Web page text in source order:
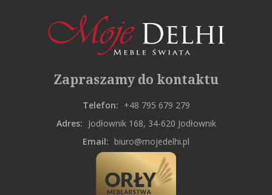
Zapraszamy do kontaktu
Telefon: +48 795 679 279
Adres:
Jodłownik 168, 34-620 Jodłownik
Email: biuro@mojedelhi.pl